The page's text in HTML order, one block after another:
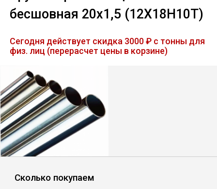
Лист
Уголок
Балка
Швеллер
бесшовная 20х1,5 (12Х18Н10Т)
Сегодня действует скидка 3000 ₽ с тонны для
физ. лиц (перерасчет цены в корзине)
Сколько покупаем